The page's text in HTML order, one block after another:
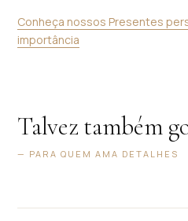
Conheça nossos Presentes
importância
Talvez também
— PARA QUEM AMA DETALHES